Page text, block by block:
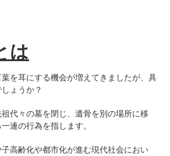
は
葉を耳にする機会が増えてきましたが、具
ょうか？
祖代々の墓を閉じ、遺骨を別の場所に移
連の行為を指します。
高齢化や都市化が進む現代社会におい